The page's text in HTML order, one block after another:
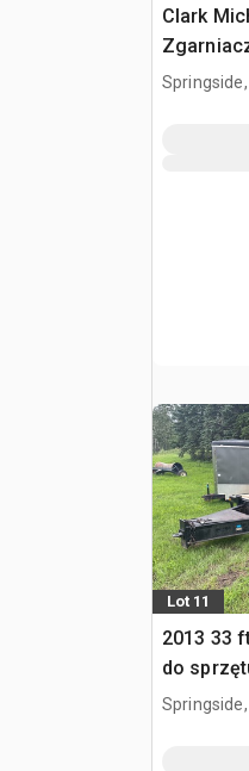
Clark
Springside,
Lot 11
2013 33
do
Springside,